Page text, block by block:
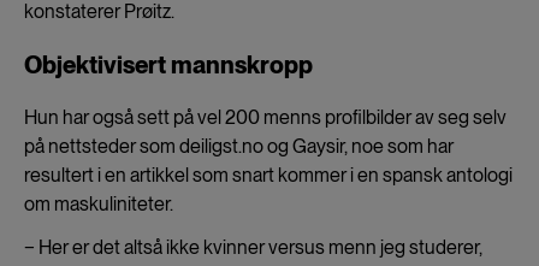
konstaterer Prøitz.
Objektivisert mannskropp
Hun har også sett på vel 200 menns profilbilder av seg selv
på nettsteder som deiligst.no og Gaysir, noe som har
resultert i en artikkel som snart kommer i en spansk antologi
om maskuliniteter.
− Her er det altså ikke kvinner versus menn jeg studerer,